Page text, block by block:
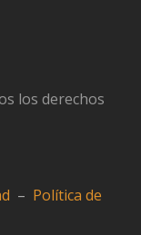
los derechos
– Política de